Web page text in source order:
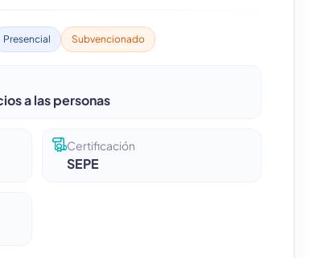
Presencial Subvencionado
a las personas
Certificación
SEPE